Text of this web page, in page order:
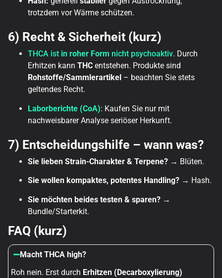
trotzdem vor Wärme schützen.
6) Recht & Sicherheit (kurz)
THCA ist in roher Form nicht psychoaktiv. Durch
Erhitzen kannTHC entstehen. Produkte sind
Rohstoffe/Sammlerartikel – beachten Sie stets
geltendes Recht.
Laborberichte (CoA): Kaufen Sie nur mit
nachweisbarer Analyse seriöser Herkunft.
7) Entscheidungshilfe – wann was?
Sie lieben Strain-Charakter & Terpene? → Blüten.
Sie wollen kompaktes, potentes Handling? → Hash.
Sie möchten beides testen & sparen? →
Bundle/Starterkit.
FAQ (kurz)
Macht THCA high?
Roh nein. Erst durch Erhitzen (Decarboxylierung)